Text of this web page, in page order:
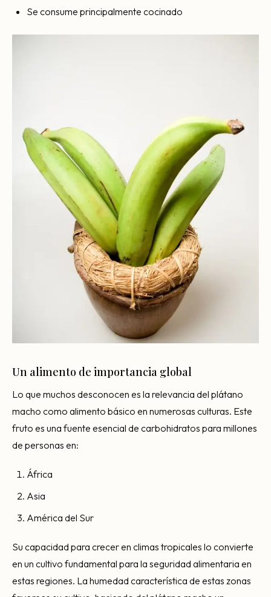
Se consume principalmente cocinado
Un alimento de importancia global
Lo que muchos desconocen es la relevancia del plátano
macho como alimento básico en numerosas culturas. Este
fruto es una fuente esencial de carbohidratos para millones
de personas en:
África
Asia
América del Sur
Su capacidad para crecer en climas tropicales lo convierte
en un cultivo fundamental para la seguridad alimentaria en
estas regiones. La humedad característica de estas zonas